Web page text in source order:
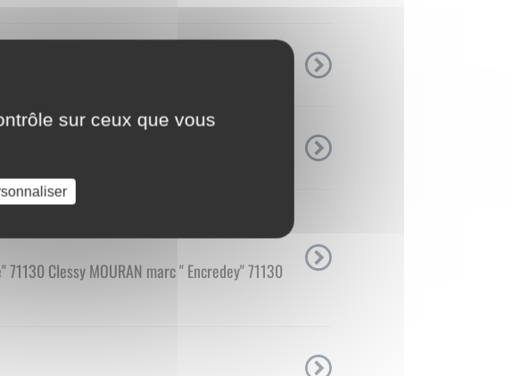
Clessy MOURAN marc " Encredey" 71130
sur ceux que vous